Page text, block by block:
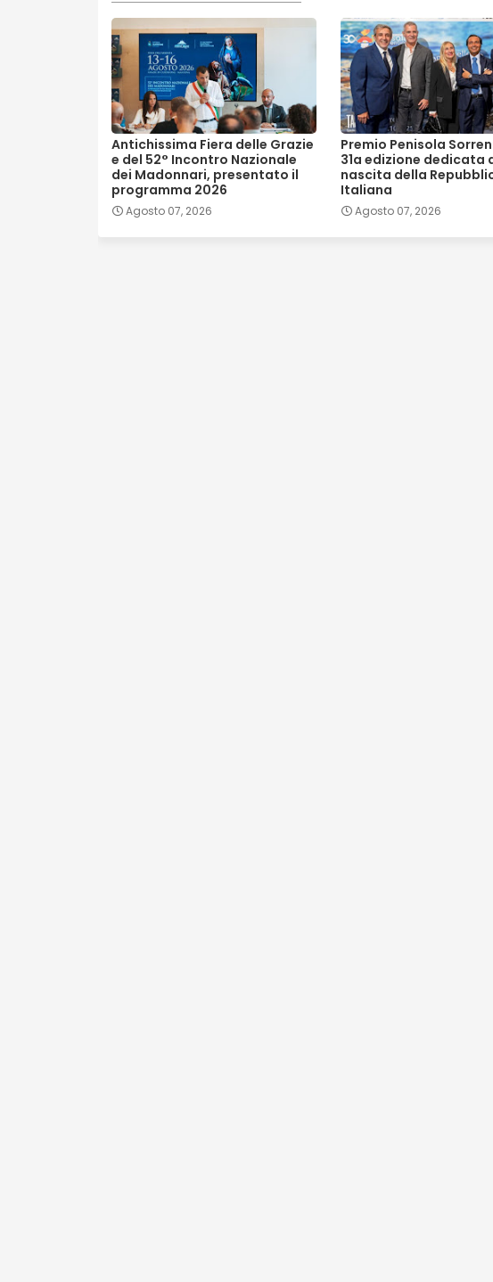
Antichissima Fiera delle Grazie
e del 52° Incontro Nazionale
dei Madonnari, presentato il
programma 2026
Agosto 07, 2026
Premio Penisola
31a edizione dedicata
nascita della
Italiana
Agosto 07, 2026